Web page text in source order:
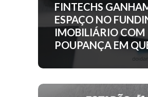
FINTECHS
ESPAÇO NO
IMOBILIÁRIO COM
POUPANÇA EM